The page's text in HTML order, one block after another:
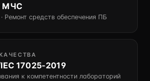
МЧС
Ремонт средств обеспечения ПБ
17025-2019
к компетентности лабораторий